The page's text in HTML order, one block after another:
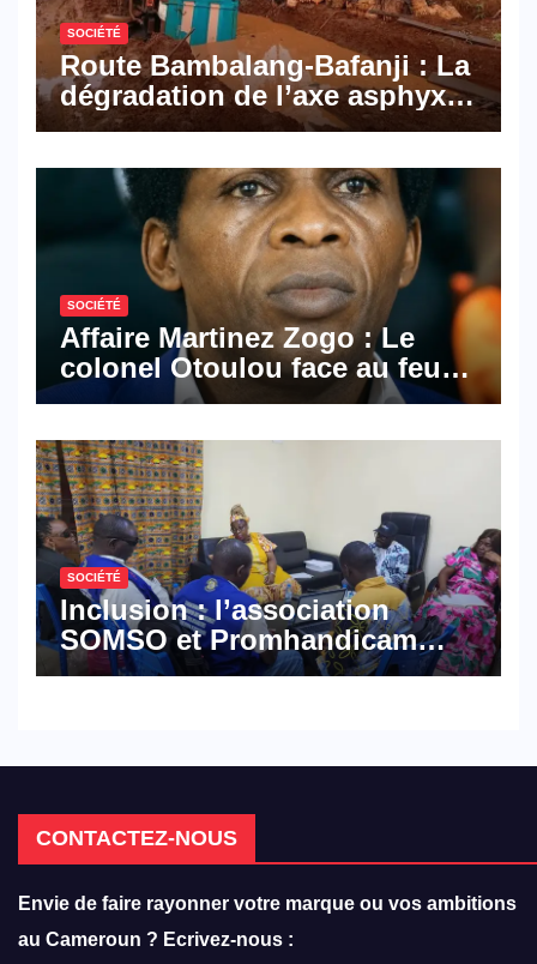
SOCIÉTÉ
Route Bambalang-Bafanji : La
dégradation de l’axe asphyxie
les activités économiques
SOCIÉTÉ
Affaire Martinez Zogo : Le
colonel Otoulou face au feu
croisé des avocats de la
SOCIÉTÉ
Inclusion : l’association
SOMSO et Promhandicam
militent en faveur d’une
CONTACTEZ-NOUS
Envie de faire rayonner votre marque ou vos ambitions
au Cameroun ? Ecrivez-nous :